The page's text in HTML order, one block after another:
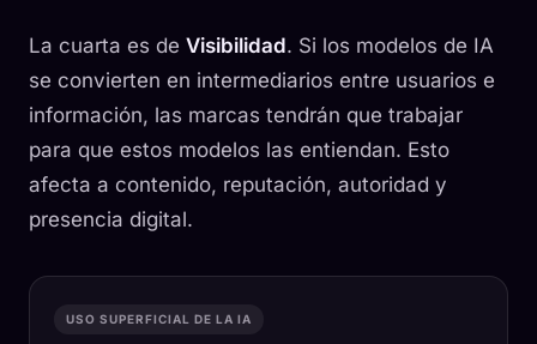
La cuarta es de Visibilidad. Si los modelos de IA
se convierten en intermediarios entre usuarios e
información, las marcas tendrán que trabajar
para que estos modelos las entiendan. Esto
afecta a contenido, reputación, autoridad y
presencia digital.
USO SUPERFICIAL DE LA IA